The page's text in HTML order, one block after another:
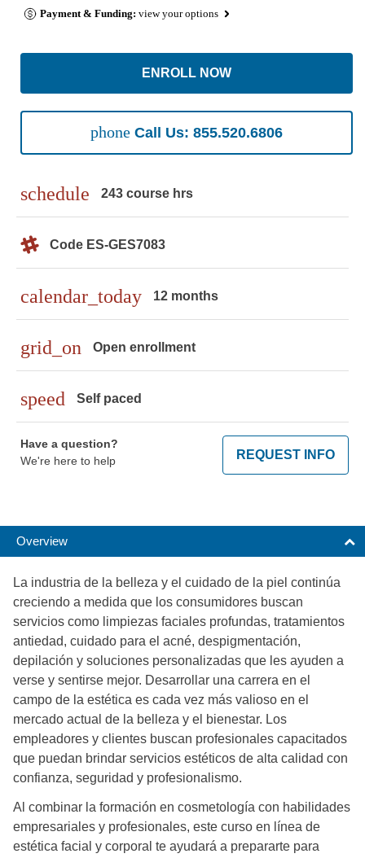
Payment & Funding: view your options
ENROLL NOW
phone Call Us: 855.520.6806
schedule 243 course hrs
Code ES-GES7083
calendar_today 12 months
grid_on Open enrollment
speed Self paced
Have a question?
We're here to help
REQUEST INFO
Overview
La industria de la belleza y el cuidado de la piel continúa
creciendo a medida que los consumidores buscan
servicios como limpiezas faciales profundas, tratamientos
antiedad, cuidado para el acné, despigmentación,
depilación y soluciones personalizadas que les ayuden a
verse y sentirse mejor. Desarrollar una carrera en el
campo de la estética es cada vez más valioso en el
mercado actual de la belleza y el bienestar. Los
empleadores y clientes buscan profesionales capacitados
que puedan brindar servicios estéticos de alta calidad con
confianza, seguridad y profesionalismo.
Al combinar la formación en cosmetología con habilidades
empresariales y profesionales, este curso en línea de
estética facial y corporal te ayudará a prepararte para